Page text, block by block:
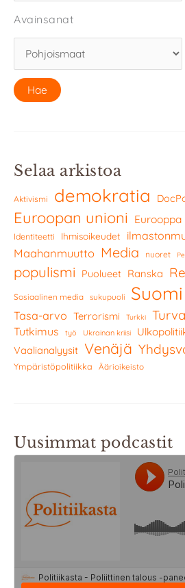
Avainsanat
Selaa arkistoa
Aktivismi demokratia
Euroopan unioni Eurooppa
Identiteetti Ihmisoikeudet
Maahanmuutto Media nuoret
populismi Puolueet Ranska
Sosiaalinen media sukupuoli Suomi
Tasa-arvo Terrorismi Turkki
Tutkimus työ Ukrainan kriisi
Vaalianalyysit Venäjä
Ympäristöpolitiikka Äärioikeisto
Uusimmat podcastit